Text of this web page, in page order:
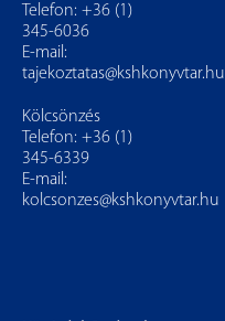
Telefon: +36 (1)
345-6036
E-mail:
tajekoztatas@kshkonyvtar.hu
Kölcsönzés
Telefon: +36 (1)
345-6339
E-mail:
kolcsonzes@kshkonyvtar.hu